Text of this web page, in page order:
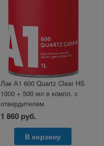
Лак А1 600 Quartz Clear HS
1000 + 500 мл в компл. с
отвердителем
1 860 руб.
В корзину